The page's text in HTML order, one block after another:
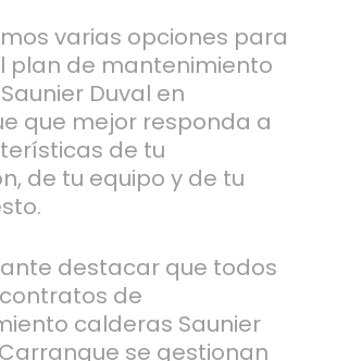
varias opciones para
plan de mantenimiento
Duval en
que mejor responda a
de tu
de tu equipo y de tu
destacar que todos
de
calderas Saunier
se gestionan